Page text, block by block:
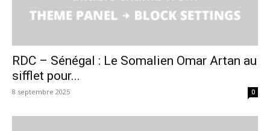
RDC – Sénégal : Le Somalien Omar Artan au
sifflet pour...
8 septembre 2025 0